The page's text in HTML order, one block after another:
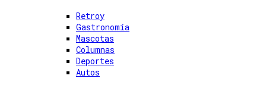
Retroy
Gastronomía
Mascotas
Columnas
Deportes
Autos